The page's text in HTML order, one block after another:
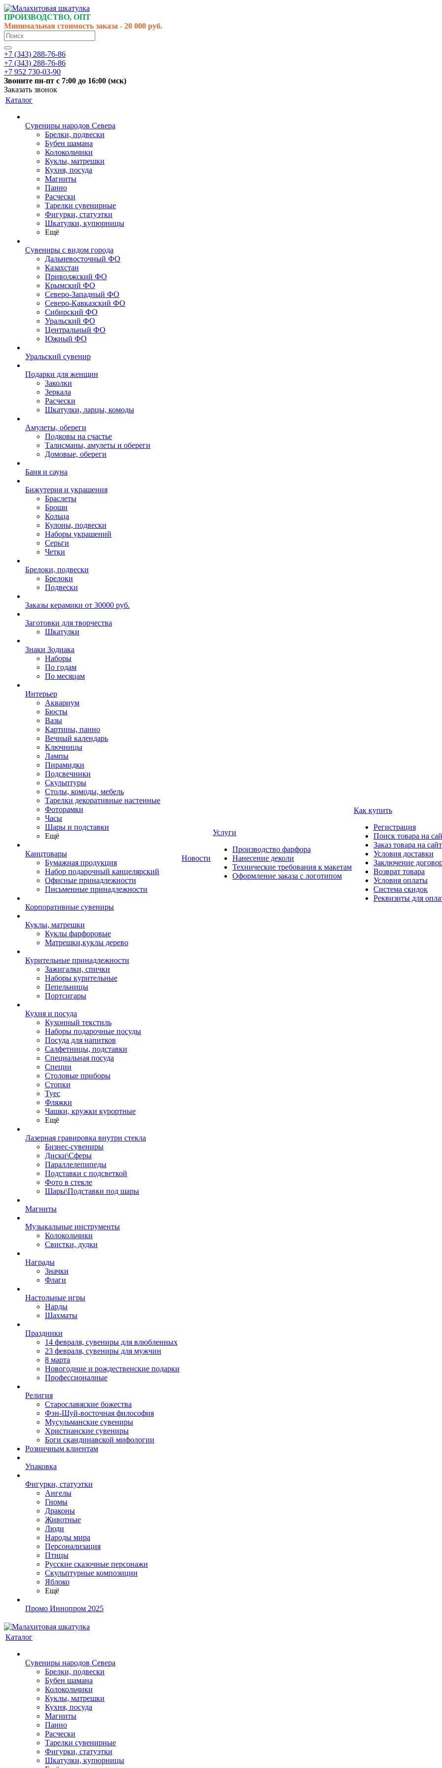
ПРОИЗВОДСТВО, ОПТ
Минимальная стоимость заказа - 20 000 руб.
+7 (343) 288-76-86
+7 (343) 288-76-86
+7 952 730-03-90
Звоните пн-пт с 7:00 до 16:00 (мск)
Заказать звонок
Каталог
Сувениры народов Севера
Брелки, подвески
Бубен шамана
Колокольчики
Куклы, матрешки
Кухня, посуда
Магниты
Панно
Расчески
Тарелки сувенирные
Фигурки, статуэтки
Шкатулки, купюрницы
Ещё
Сувениры с видом города
Дальневосточный ФО
Казахстан
Приволжский ФО
Крымский ФО
Северо-Западный ФО
Северо-Кавказский ФО
Сибирский ФО
Уральский ФО
Центральный ФО
Южный ФО
Уральский сувенир
Подарки для женщин
Заколки
Зеркала
Расчески
Шкатулки, ларцы, комоды
Амулеты, обереги
Подковы на счастье
Талисманы, амулеты и обереги
Домовые, обереги
Баня и сауна
Бижутерия и украшения
Браслеты
Броши
Кольца
Кулоны, подвески
Наборы украшений
Серьги
Четки
Брелоки, подвески
Брелоки
Подвески
Заказы керамики от 30000 руб.
Заготовки для творчества
Шкатулки
Знаки Зодиака
Наборы
По годам
По месяцам
Интерьер
Аквариум
Бюсты
Вазы
Картины, панно
Вечный календарь
Ключницы
Лампы
Пирамидки
Подсвечники
Скульптуры
Столы, комоды, мебель
Тарелки декоративные настенные
Фоторамки
Часы
Шары и подставки
Ещё
Канцтовары
Бумажная продукция
Набор подарочный канцелярский
Офисные принадлежности
Письменные принадлежности
Корпоративные сувениры
Куклы, матрешки
Куклы фарфоровые
Матрешки,куклы дерево
Курительные принадлежности
Зажигалки, спички
Наборы курительные
Пепельницы
Портсигары
Кухня и посуда
Кухонный текстиль
Наборы подарочные посуды
Посуда для напитков
Салфетницы, подставки
Специальная посуда
Специи
Столовые приборы
Стопки
Туес
Фляжки
Чашки, кружки курортные
Ещё
Лазерная гравировка внутри стекла
Бизнес-сувениры
Диски\Сферы
Параллелепипеды
Подставки с подсветкой
Фото в стекле
Шары\Подставки под шары
Магниты
Музыкальные инструменты
Колокольчики
Свистки, дудки
Награды
Значки
Флаги
Настольные игры
Нарды
Шахматы
Праздники
14 февраля, сувениры для влюбленных
23 февраля, сувениры для мужчин
8 марта
Новогодние и рождественские подарки
Профессионалные
Религия
Старославяские божества
Фэн-Шуй-восточная философия
Мусульманские сувениры
Христианские сувениры
Боги скандинавской мифологии
Розничным клиентам
Упаковка
Фигурки, статуэтки
Ангелы
Гномы
Драконы
Животные
Люди
Народы мира
Персонализация
Птицы
Русские сказочные персонажи
Скульптурные композиции
Яблоко
Ещё
Промо Иннопром 2025
Новости
Услуги
Производство фарфора
Нанесение деколи
Технические требования к макетам
Оформление заказа с логотипом
Как купить
Регистрация
Поиск товара на
Заказ товара на
Условия доставки
Заключение
Возврат товара
Условия оплаты
Система скидок
Реквизиты для
Каталог
Сувениры народов Севера
Брелки, подвески
Бубен шамана
Колокольчики
Куклы, матрешки
Кухня, посуда
Магниты
Панно
Расчески
Тарелки сувенирные
Фигурки, статуэтки
Шкатулки, купюрницы